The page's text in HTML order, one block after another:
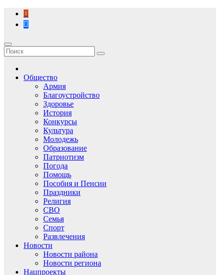
Перейти
содержимому
Общество
Армия
Благоустройство
Здоровье
История
Конкурсы
Культура
Молодежь
Образование
Патриотизм
Погода
Помощь
Пособия и Пенсии
Праздники
Религия
СВО
Семья
Спорт
Развлечения
Новости
Новости района
Новости региона
Нацпроекты